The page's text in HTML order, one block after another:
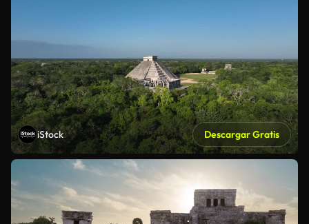
iStock Descargar Gratis